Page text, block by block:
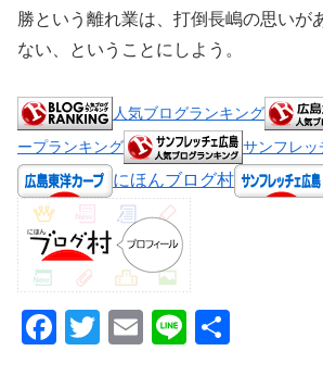
勝という離れ業は、打倒長嶋の思いが
ない、ということにしよう。
人気ブログランキング
ープランキング
サンフレッ
にほんブログ村
F
T
E
Li